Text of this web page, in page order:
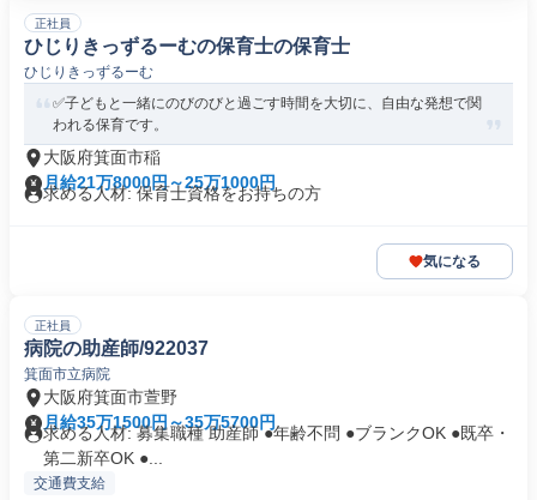
正社員
ひじりきっずるーむの保育士の保育士
ひじりきっずるーむ
✅子どもと一緒にのびのびと過ごす時間を大切に、自由な発想で関
われる保育です。
大阪府箕面市稲
月給21万8000円～25万1000円
求める人材: 保育士資格をお持ちの方
気になる
正社員
病院の助産師/922037
箕面市立病院
大阪府箕面市萱野
月給35万1500円～35万5700円
求める人材: 募集職種 助産師 ●年齢不問 ●ブランクOK ●既卒・
第二新卒OK ●...
交通費支給